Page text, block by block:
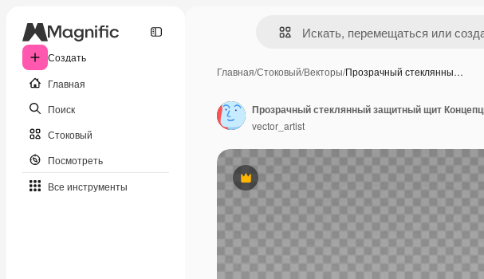
Создать
Главная
Поиск
Стоковый
Посмотреть
Все инструменты
Главная/Стоковый/Векторы/Прозрачный стеклянны…
Премиум
vector_artist